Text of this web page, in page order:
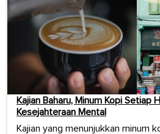
Kajian Baharu, Minum Kopi Setiap
Kesejahteraan Mental
Kajian yang menunjukkan minum